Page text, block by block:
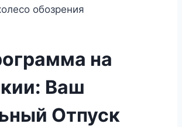
на
Ваш
Отпуск